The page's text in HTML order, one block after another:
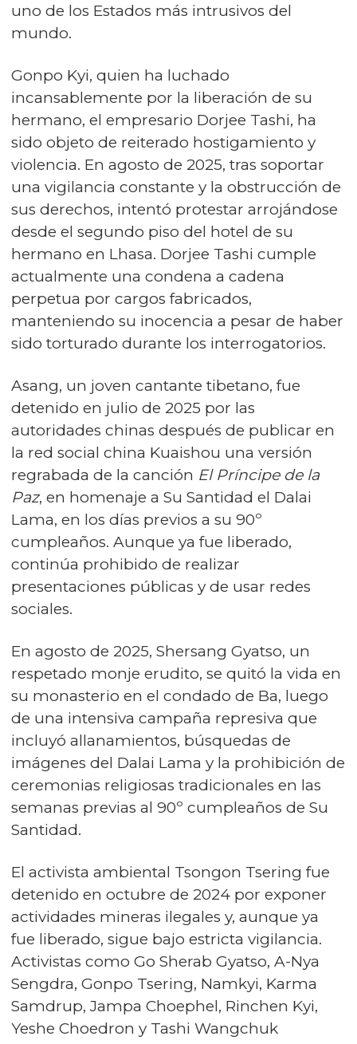
uno de los Estados más intrusivos del
mundo.
Gonpo Kyi, quien ha luchado
incansablemente por la liberación de su
hermano, el empresario Dorjee Tashi, ha
sido objeto de reiterado hostigamiento y
violencia. En agosto de 2025, tras soportar
una vigilancia constante y la obstrucción de
sus derechos, intentó protestar arrojándose
desde el segundo piso del hotel de su
hermano en Lhasa. Dorjee Tashi cumple
actualmente una condena a cadena
perpetua por cargos fabricados,
manteniendo su inocencia a pesar de haber
sido torturado durante los interrogatorios.
Asang, un joven cantante tibetano, fue
detenido en julio de 2025 por las
autoridades chinas después de publicar en
la red social china Kuaishou una versión
regrabada de la canción El Príncipe de la
Paz, en homenaje a Su Santidad el Dalai
Lama, en los días previos a su 90º
cumpleaños. Aunque ya fue liberado,
continúa prohibido de realizar
presentaciones públicas y de usar redes
sociales.
En agosto de 2025, Shersang Gyatso, un
respetado monje erudito, se quitó la vida en
su monasterio en el condado de Ba, luego
de una intensiva campaña represiva que
incluyó allanamientos, búsquedas de
imágenes del Dalai Lama y la prohibición de
ceremonias religiosas tradicionales en las
semanas previas al 90º cumpleaños de Su
Santidad.
El activista ambiental Tsongon Tsering fue
detenido en octubre de 2024 por exponer
actividades mineras ilegales y, aunque ya
fue liberado, sigue bajo estricta vigilancia.
Activistas como Go Sherab Gyatso, A-Nya
Sengdra, Gonpo Tsering, Namkyi, Karma
Samdrup, Jampa Choephel, Rinchen Kyi,
Yeshe Choedron y Tashi Wangchuk